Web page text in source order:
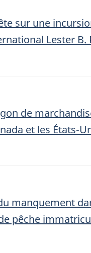
sur une
Lester B.
de
et les États-
manquement
pêche